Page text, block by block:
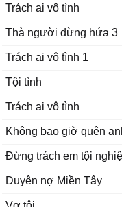
Trách ai vô tình
Thà người đừng hứa 3
Trách ai vô tình 1
Tội tình
Trách ai vô tình
Không bao giờ quên
Đừng trách em tội
Duyên nợ Miền Tây